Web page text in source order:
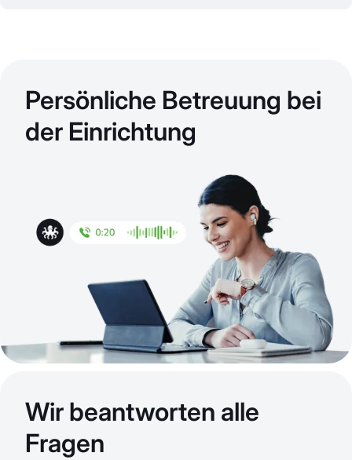
Persönliche Betreuung bei
der Einrichtung
Wir beantworten alle
Fragen